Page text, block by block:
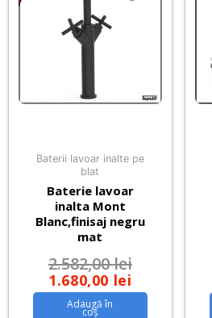
Baterii lavoar inalte pe
blat
Baterie lavoar
inalta Mont
Blanc,finisaj negru
mat
2.582,00lei
1.680,00 lei
Adaugă în
coș